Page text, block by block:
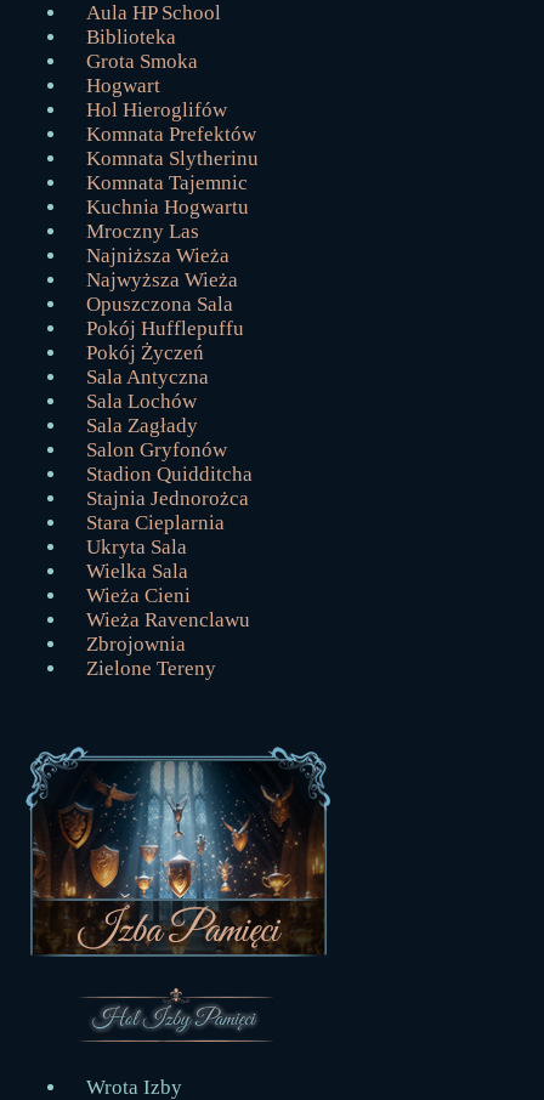
Aula HP School
Biblioteka
Grota Smoka
Hogwart
Hol Hieroglifów
Komnata Prefektów
Komnata Slytherinu
Komnata Tajemnic
Kuchnia Hogwartu
Mroczny Las
Najniższa Wieża
Najwyższa Wieża
Opuszczona Sala
Pokój Hufflepuffu
Pokój Życzeń
Sala Antyczna
Sala Lochów
Sala Zagłady
Salon Gryfonów
Stadion Quidditcha
Stajnia Jednorożca
Stara Cieplarnia
Ukryta Sala
Wielka Sala
Wieża Cieni
Wieża Ravenclawu
Zbrojownia
Zielone Tereny
Wrota Izby